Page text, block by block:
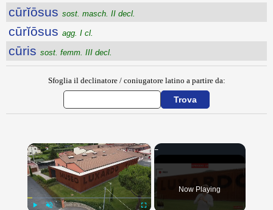
cūrĭōsus sost. masch. II decl.
cūrĭōsus agg. I cl.
cūris sost. femm. III decl.
Sfoglia il declinatore / coniugatore latino a partire da:
×
Now Playing